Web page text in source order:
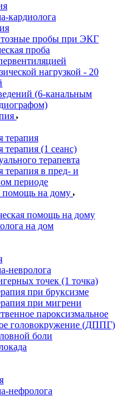
кардиолога
пробы при ЭКГ
проба
нагрузкой - 20
(6-канальным
терапия
терапия (1 сеанс)
терапевта
терапия в пред- и
периоде
помощь на дому
помощь на дому
на дом
невролога
точек (1 точка)
при бруксизме
при мигрени
пароксизмальное
головокружение (ДППГ)
боли
нефролога